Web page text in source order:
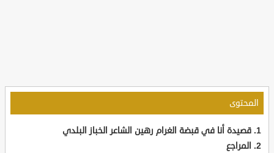
المحتوى
قصيدة أنا في قبضة الغرام رهين الشاعر الخباز البلدي
المراجع